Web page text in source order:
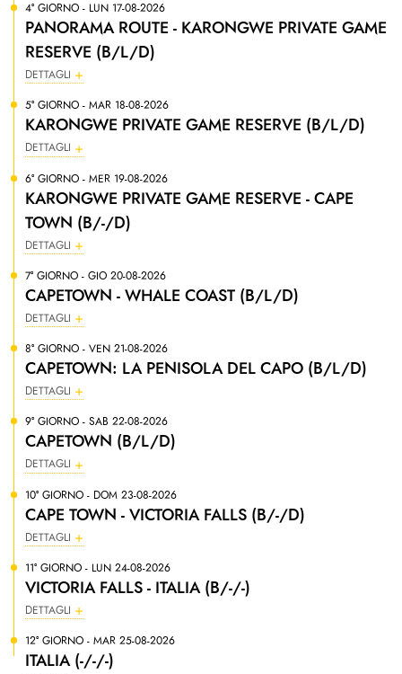
4° GIORNO - LUN 17-08-2026
PANORAMA ROUTE - KARONGWE PRIVATE GAME
RESERVE (B/L/D)
DETTAGLI
5° GIORNO - MAR 18-08-2026
KARONGWE PRIVATE GAME RESERVE (B/L/D)
DETTAGLI
6° GIORNO - MER 19-08-2026
KARONGWE PRIVATE GAME RESERVE - CAPE
TOWN (B/-/D)
DETTAGLI
7° GIORNO - GIO 20-08-2026
CAPETOWN - WHALE COAST (B/L/D)
DETTAGLI
8° GIORNO - VEN 21-08-2026
CAPETOWN: LA PENISOLA DEL CAPO (B/L/D)
DETTAGLI
9° GIORNO - SAB 22-08-2026
CAPETOWN (B/L/D)
DETTAGLI
10° GIORNO - DOM 23-08-2026
CAPE TOWN - VICTORIA FALLS (B/-/D)
DETTAGLI
11° GIORNO - LUN 24-08-2026
VICTORIA FALLS - ITALIA (B/-/-)
DETTAGLI
12° GIORNO - MAR 25-08-2026
ITALIA (-/-/-)